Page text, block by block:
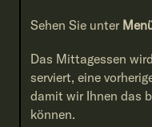
Sehen Sie unter
Das Mittagessen
serviert, eine
damit wir Ihnen das
können.